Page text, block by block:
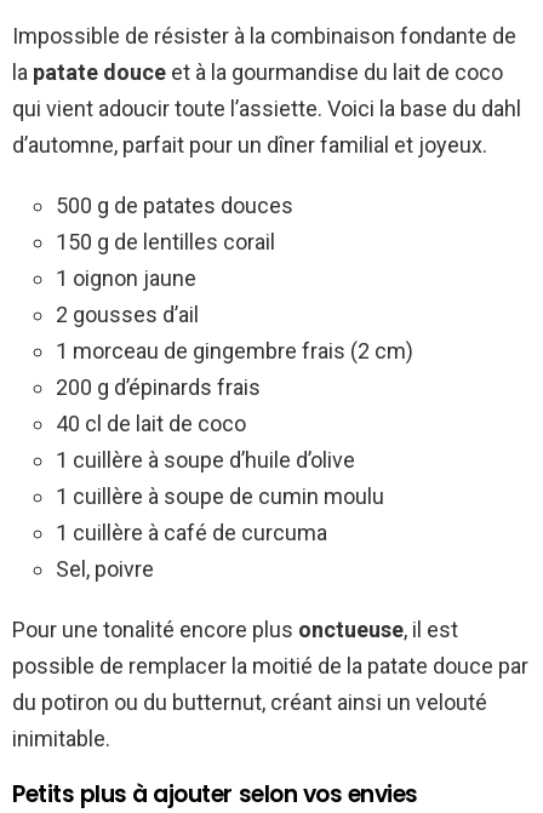
Impossible de résister à la combinaison fondante de
la patate douce et à la gourmandise du lait de coco
qui vient adoucir toute l’assiette. Voici la base du dahl
d’automne, parfait pour un dîner familial et joyeux.
500 g de patates douces
150 g de lentilles corail
1 oignon jaune
2 gousses d’ail
1 morceau de gingembre frais (2 cm)
200 g d’épinards frais
40 cl de lait de coco
1 cuillère à soupe d’huile d’olive
1 cuillère à soupe de cumin moulu
1 cuillère à café de curcuma
Sel, poivre
Pour une tonalité encore plus onctueuse, il est
possible de remplacer la moitié de la patate douce par
du potiron ou du butternut, créant ainsi un velouté
inimitable.
Petits plus à ajouter selon vos envies